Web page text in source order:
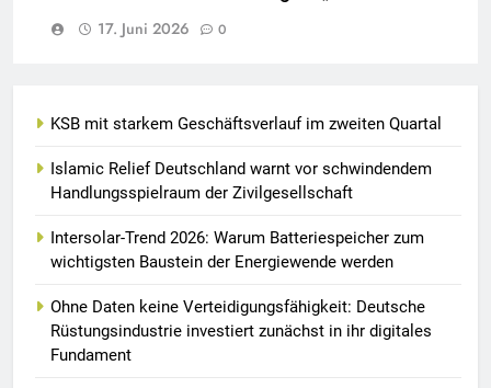
17. Juni 2026
0
KSB mit starkem Geschäftsverlauf im zweiten Quartal
Islamic Relief Deutschland warnt vor schwindendem
Handlungsspielraum der Zivilgesellschaft
Intersolar-Trend 2026: Warum Batteriespeicher zum
wichtigsten Baustein der Energiewende werden
Ohne Daten keine Verteidigungsfähigkeit: Deutsche
Rüstungsindustrie investiert zunächst in ihr digitales
Fundament